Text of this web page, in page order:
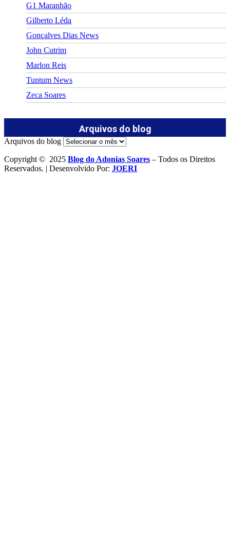
G1 Maranhão
Gilberto Léda
Gonçalves Dias News
John Cutrim
Marlon Reis
Tuntum News
Zeca Soares
Arquivos do blog
Arquivos do blog
Copyright © 2025 Blog do Adonias Soares – Todos os Direitos
Reservados. | Desenvolvido Por: JOERI